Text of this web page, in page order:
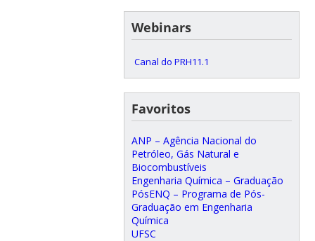
Webinars
Canal do PRH11.1
Favoritos
ANP – Agência Nacional do
Petróleo, Gás Natural e
Biocombustíveis
Engenharia Química – Graduação
PósENQ – Programa de Pós-
Graduação em Engenharia
Química
UFSC